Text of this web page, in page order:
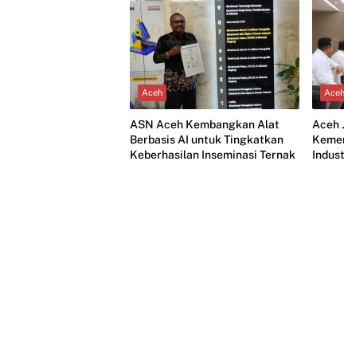
Aceh
ASN Aceh Kembangkan Alat
Berbasis AI untuk Tingkatkan
Keberhasilan Inseminasi Ternak
Aceh
Aceh